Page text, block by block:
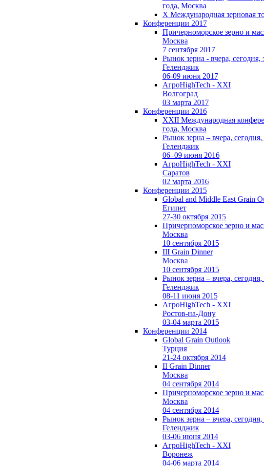
года, Москва
X Международная зерновая
Конференции 2017
Причерноморское зерно и
Москва
7 сентября 2017
Рынок зерна - вчера, сегодня,
Геленджик
06-09 июня 2017
АгроHighTech - XXI
Волгоград
03 марта 2017
Конференции 2016
XXII Международная
года, Москва
Рынок зерна – вчера, сегодня,
Геленджик
06–09 июня 2016
АгроHighTech - XXI
Саратов
02 марта 2016
Конференции 2015
Global and Middle East Grain
Египет
27-30 октября 2015
Причерноморское зерно и
Москва
10 сентября 2015
III Grain Dinner
Москва
10 сентября 2015
Рынок зерна – вчера, сегодня,
Геленджик
08-11 июня 2015
АгроHighTech - XXI
Ростов-на-Дону
03-04 марта 2015
Конференции 2014
Global Grain Outlook
Турция
21-24 октября 2014
II Grain Dinner
Москва
04 сентября 2014
Причерноморское зерно и
Москва
04 сентября 2014
Рынок зерна – вчера, сегодня,
Геленджик
03-06 июня 2014
АгроHighTech - XXI
Воронеж
04-06 марта 2014